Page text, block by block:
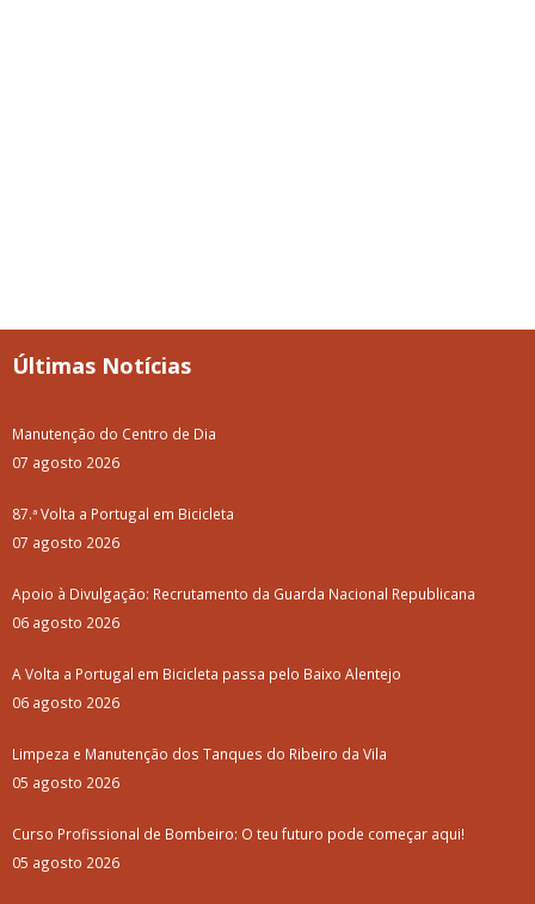
Últimas Notícias
Manutenção do Centro de Dia
07 agosto 2026
87.ª Volta a Portugal em Bicicleta
07 agosto 2026
Apoio à Divulgação: Recrutamento da Guarda Nacional Republicana
06 agosto 2026
A Volta a Portugal em Bicicleta passa pelo Baixo Alentejo
06 agosto 2026
Limpeza e Manutenção dos Tanques do Ribeiro da Vila
05 agosto 2026
Curso Profissional de Bombeiro: O teu futuro pode começar aqui!
05 agosto 2026